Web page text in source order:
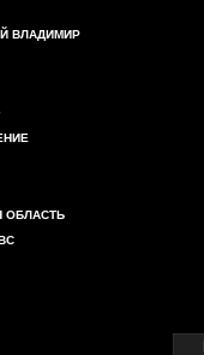
ВЛАДИМИР
ОБЛАСТЬ